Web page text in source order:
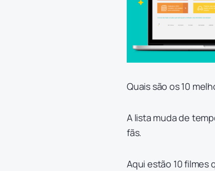
Quais são os 10
A lista muda de
fãs.
Aqui estão 10 filmes